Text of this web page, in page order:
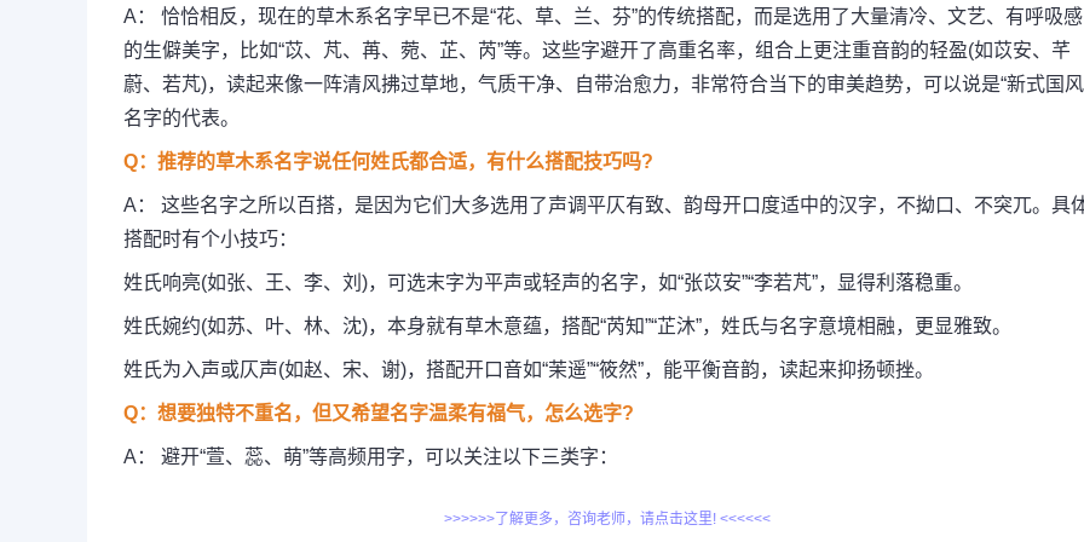
A： 恰恰相反，现在的草木系名字早已不是“花、草、兰、芬”的传统搭配，而是选用了大量清冷、文艺、有呼吸感
的生僻美字，比如“苡、芃、苒、菀、芷、芮”等。这些字避开了高重名率，组合上更注重音韵的轻盈(如苡安、芊
蔚、若芃)，读起来像一阵清风拂过草地，气质干净、自带治愈力，非常符合当下的审美趋势，可以说是“新式国风
名字的代表。
Q：推荐的草木系名字说任何姓氏都合适，有什么搭配技巧吗?
A： 这些名字之所以百搭，是因为它们大多选用了声调平仄有致、韵母开口度适中的汉字，不拗口、不突兀。具
搭配时有个小技巧：
姓氏响亮(如张、王、李、刘)，可选末字为平声或轻声的名字，如“张苡安”“李若芃”，显得利落稳重。
姓氏婉约(如苏、叶、林、沈)，本身就有草木意蕴，搭配“芮知”“芷沐”，姓氏与名字意境相融，更显雅致。
姓氏为入声或仄声(如赵、宋、谢)，搭配开口音如“茉遥”“筱然”，能平衡音韵，读起来抑扬顿挫。
Q：想要独特不重名，但又希望名字温柔有福气，怎么选字?
A： 避开“萱、蕊、萌”等高频用字，可以关注以下三类字：
>>>>>>了解更多，咨询老师，请点击这里! <<<<<<